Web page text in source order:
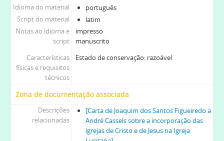
Idioma do material
português
Script do material
latim
Notas ao idioma e
script
impresso
manuscrito
Características
físicas e requisitos
técnicos
Estado de conservação: razoável
Zona de documentação associada
Descrições
relacionadas
[Carta de Joaquim dos Santos Figueiredo a
André Cassels sobre a incorporação das
igrejas de Cristo e de Jesus na Igreja